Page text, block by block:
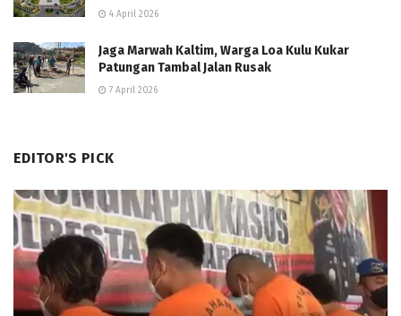
4 April 2026
Jaga Marwah Kaltim, Warga Loa Kulu Kukar
Patungan Tambal Jalan Rusak
7 April 2026
EDITOR'S PICK